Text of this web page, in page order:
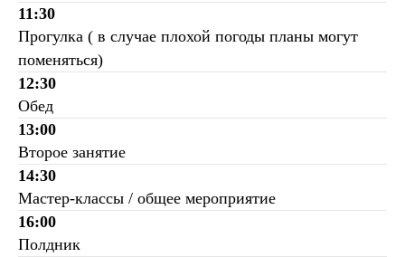
11:30
Прогулка ( в случае плохой погоды планы могут
поменяться)
12:30
Обед
13:00
Второе занятие
14:30
Мастер-классы / общее мероприятие
16:00
Полдник